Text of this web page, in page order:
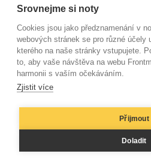
Srovnejme si noty
Cookies jsou jako předznamenání v
webových stránek se pro různé účely
kterého na naše stránky vstupujete.
to, aby vaše návštěva na webu
harmonii s vaším očekáváním.
Zjistit více
Přijmout
Doladit